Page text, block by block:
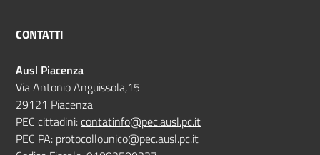
CONTATTI
Ausl Piacenza
Via Antonio Anguissola,15
29121 Piacenza
PEC cittadini:contatinfo@pec.ausl.pc.it
PEC PA: protocollounico@pec.ausl.pc.it